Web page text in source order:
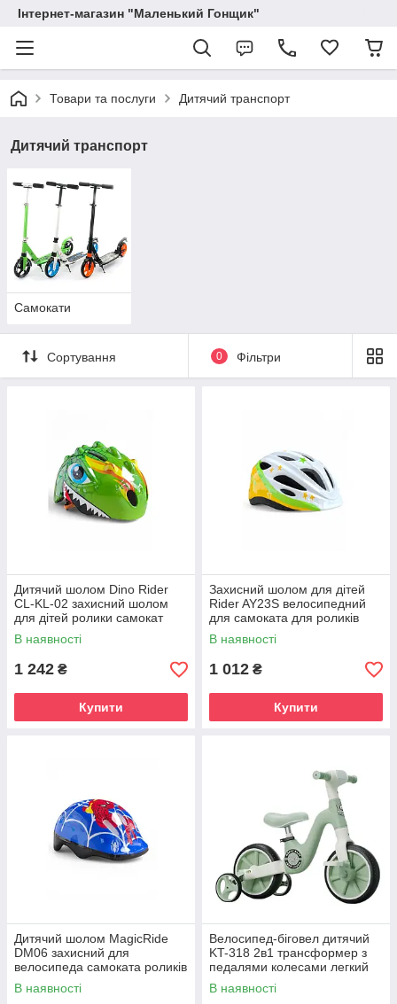
Інтернет-магазин "Маленький Гонщик"
Товари та послуги Дитячий транспорт
Дитячий транспорт
Самокати
Сортування 0 Фільтри
Дитячий шолом Dino Rider
CL-KL-02 захисний шолом
для дітей ролики самокат
скейтборд легкий міцний
ударостійкий регулювання
В наявності
1 242 ₴
Купити
Захисний шолом для дітей
Rider AY23S велосипедний
для самоката для роликів
для скейтборду легкий
ударостійкий регулювання
В наявності
1 012 ₴
Купити
Дитячий шолом MagicRide
DM06 захисний для
велосипеда самоката роликів
скейтборду легкий
ударостійкий з вентиляцією
В наявності
Велосипед-біговел дитячий
KT-318 2в1 трансформер з
педалями колесами легкий
безпечний росте разом з
дитиною для навчання їзді
В наявності